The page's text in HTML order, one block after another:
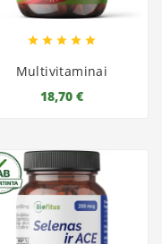
    
Multivitaminai
18,70 €